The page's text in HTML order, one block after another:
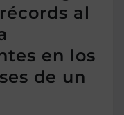
al
en los
de un